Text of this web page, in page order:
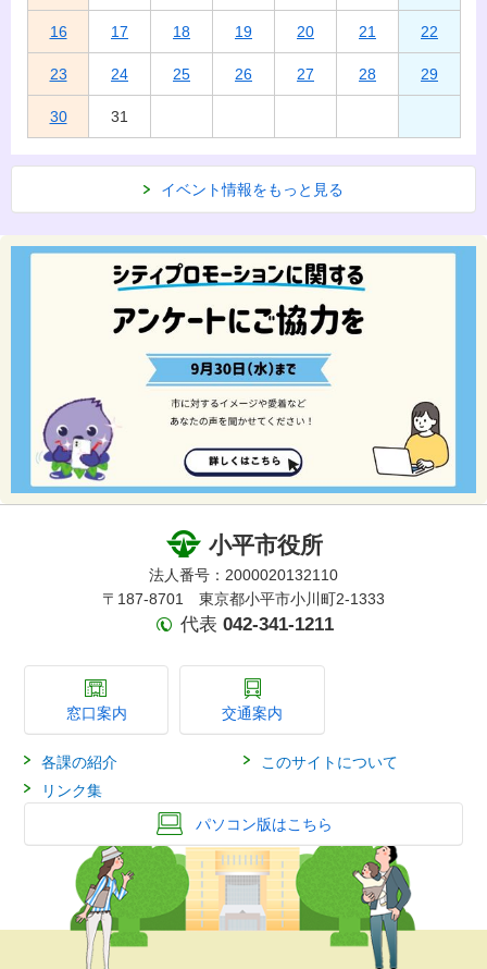
16 17 18 19 20 21 22
23 24 25 26 27 28 29
30 31
イベント情報をもっと見る
小平市役所
法人番号：2000020132110
〒187-8701 東京都小平市小川町2-1333
代表 042-341-1211
窓口案内 交通案内
各課の紹介
このサイトについて
リンク集
パソコン版はこちら